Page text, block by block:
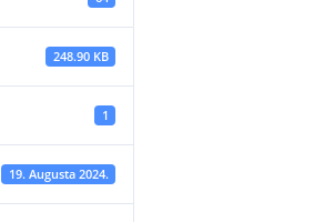
248.90 KB
1
19. Augusta 2024.